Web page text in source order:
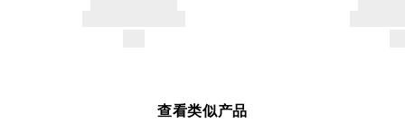
查看类似产品